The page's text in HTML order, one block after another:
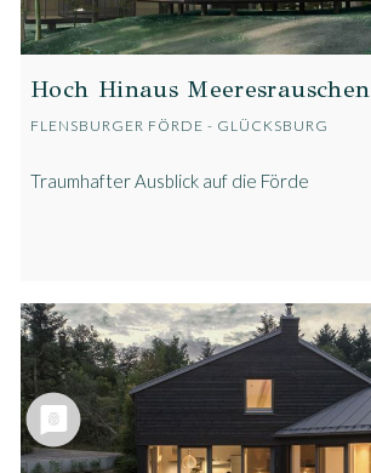
Hoch Hinaus Meeresrauschen
FLENSBURGER FÖRDE - GLÜCKSBURG
Traumhafter Ausblick auf die Förde